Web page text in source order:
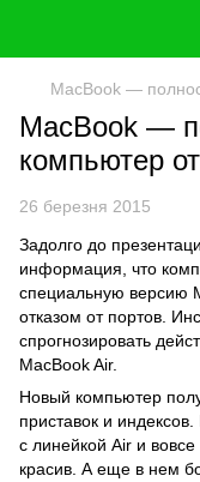
MacBook —
MacBook —
компьютер
26 березня 2015
Задолго до
информация, что
специальную версию
отказом от портов.
спрогнозировать
MacBook Air.
Новый компьютер
приставок и
с линейкой Air и
красив. А еще в нем